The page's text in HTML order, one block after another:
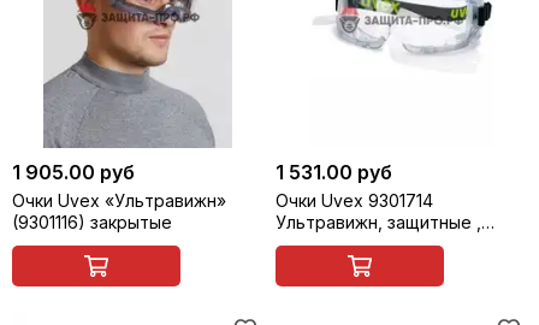
1 905.00 руб
Очки Uvex «Ультравижн»
(9301116) закрытые
1 531.00 руб
Очки Uvex 9301714
Ультравижн, защитные ,
закрытые